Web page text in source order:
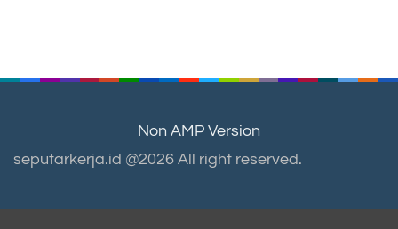
Non AMP Version
seputarkerja.id @2026 All right reserved.